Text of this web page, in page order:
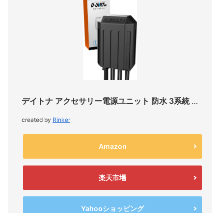
デイトナ アクセサリー電源ユニット 防水 3系統 D-UNIT WR
created by Rinker
Amazon
楽天市場
Yahooショッピング